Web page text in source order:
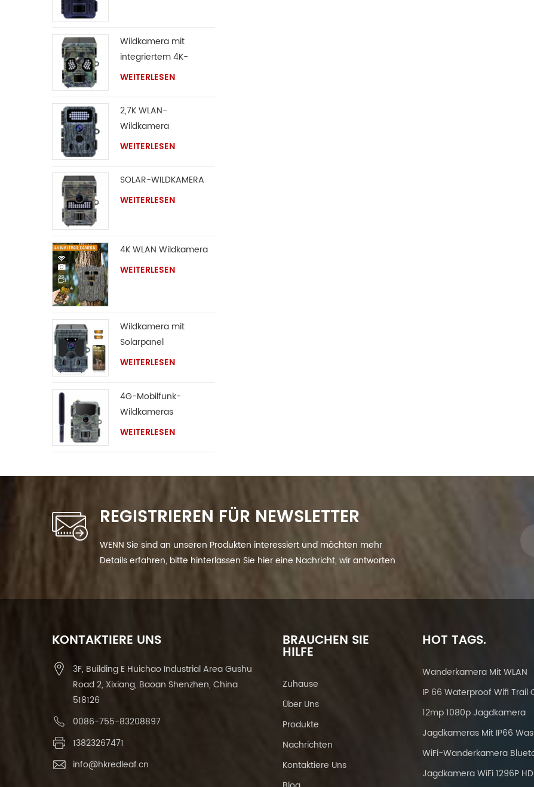
Wildkamera mit
integriertem 4K-
Solarpanel
WEITERLESEN
2,7K WLAN-
Wildkamera
WEITERLESEN
SOLAR-WILDKAMERA
WEITERLESEN
4K WLAN Wildkamera
WEITERLESEN
Wildkamera mit
Solarpanel
WEITERLESEN
4G-Mobilfunk-
Wildkameras
WEITERLESEN
REGISTRIEREN FÜR NEWSLETTER
WENN Sie sind an unseren Produkten interessiert und möchten mehr
Details erfahren, bitte hinterlassen Sie hier eine Nachricht, wir antworten
KONTAKTIERE UNS
3F, Building E Huichao Industrial Area Gushu
Road 2, Xixiang, Baoan Shenzhen, China
518126
0086-755-83208897
13823267471
info@hkredleaf.cn
BRAUCHEN SIE
HILFE
Zuhause
Über Uns
Produkte
Nachrichten
Kontaktiere Uns
HOT TAGS.
Wanderkamera Mit WLAN
12mp 1080p Jagdkamera
Jagdkamera WiFi 1296P HD